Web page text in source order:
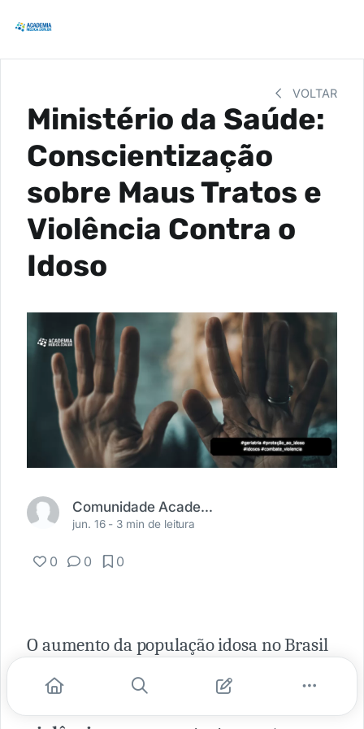
VOLTAR
Ministério da Saúde:
Conscientização
sobre Maus Tratos e
Violência Contra o
Idoso
Comunidade Academia Médica
jun. 16 - 3 min de leitura
0 0 0
O aumento da população idosa no Brasil
traz consigo desafios significativos, entre